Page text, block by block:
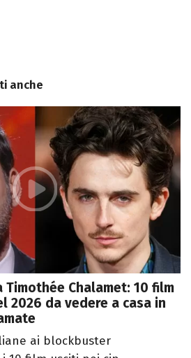
anche
Timothée Chalamet: 10 film
2026 da vedere a casa in
ai blockbuster